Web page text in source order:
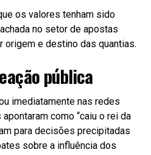
os valores tenham sido
no setor de apostas
origem e destino das quantias.
pública
imediatamente nas redes
como “caiu o rei da
para decisões precipitadas
sobre a influência dos